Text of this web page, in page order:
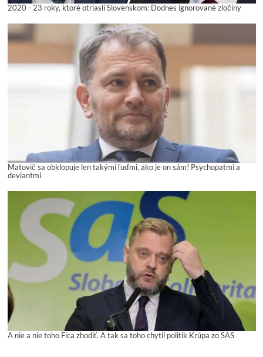
2020 - 23 roky, ktoré otriasli Slovenskom: Dodnes ignorované zločiny
Matovič sa obklopuje len takými ľuďmi, ako je on sám! Psychopatmi a
deviantmi
A nie a nie toho Fica zhodiť. A tak sa toho chytil politik Krúpa zo SAS